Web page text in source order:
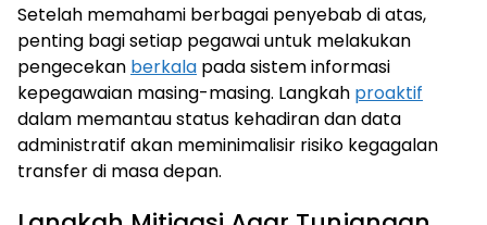
Setelah memahami berbagai penyebab di atas,
penting bagi setiap pegawai untuk melakukan
pengecekan berkala pada sistem informasi
kepegawaian masing-masing. Langkah proaktif
dalam memantau status kehadiran dan data
administratif akan meminimalisir risiko kegagalan
transfer di masa depan.